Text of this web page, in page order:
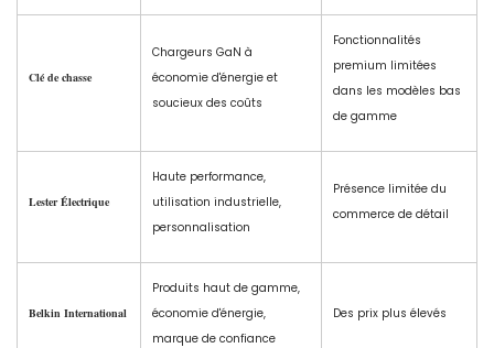
Clé de chasse
Chargeurs GaN à
économie d'énergie et
soucieux des coûts
Fonctionnalités
premium limitées
dans les modèles bas
de gamme
Lester Électrique
Haute performance,
utilisation industrielle,
personnalisation
Présence limitée du
commerce de détail
Belkin International
Produits haut de gamme,
économie d'énergie,
marque de confiance
Des prix plus élevés